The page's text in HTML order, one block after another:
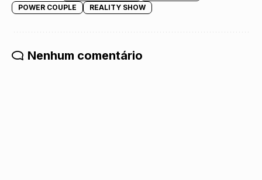
POWER COUPLE
REALITY SHOW
Nenhum comentário